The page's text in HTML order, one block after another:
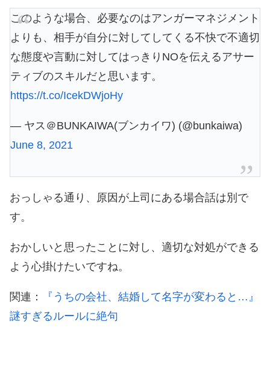
このような場合、必要なのはアンガーマネジメント
よりも、相手が自分に対してしてくる不快で不適切
な態度や言動に対してはっきりNOを伝えるアサー
ティブのスキルだと思います。
https://t.co/IcekDWjoHy
— ヤス＠BUNKAIWA(ブンカイワ) (@bunkaiwa)
June 8, 2021
おっしゃる通り、原因が上司にある場合話は別で
す。
おかしいと思ったことに対し、適切な対処ができる
よう心掛けたいですね。
関連：
『うちの会社、結婚して名字が変わると…』
謎すぎるルールに絶句